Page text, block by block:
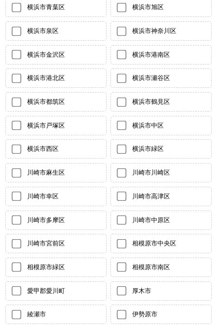
横浜市青葉区 横浜市旭区
横浜市泉区 横浜市神奈川区
横浜市金沢区 横浜市港南区
横浜市港北区 横浜市瀬谷区
横浜市都筑区 横浜市鶴見区
横浜市戸塚区 横浜市中区
横浜市西区 横浜市緑区
川崎市麻生区 川崎市川崎区
川崎市幸区 川崎市高津区
川崎市多摩区 川崎市中原区
川崎市宮前区 相模原市中央区
相模原市緑区 相模原市南区
愛甲郡愛川町 厚木市
綾瀬市 伊勢原市